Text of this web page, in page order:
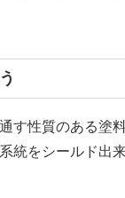
す性質のある塗
統をシールド出